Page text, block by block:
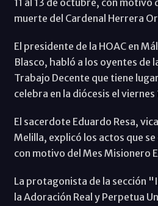
muerte del Cardenal Herrera
El presidente de la HOAC en
Blasco, habló a los oyentes de
Trabajo Decente que tiene
celebra en la diócesis el viernes
El sacerdote Eduardo Resa,
Melilla, explicó los actos que
con motivo del Mes Misionero
La protagonista de la sección
la Adoración Real y Perpetua